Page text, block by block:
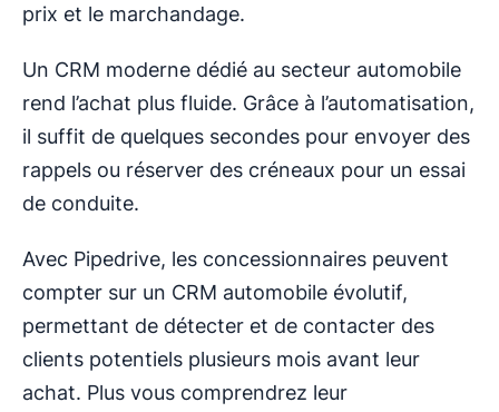
prix et le marchandage.
Un CRM moderne dédié au secteur automobile
rend l’achat plus fluide. Grâce à l’automatisation,
il suffit de quelques secondes pour envoyer des
rappels ou réserver des créneaux pour un essai
de conduite.
Avec Pipedrive, les concessionnaires peuvent
compter sur un CRM automobile évolutif,
permettant de détecter et de contacter des
clients potentiels plusieurs mois avant leur
achat. Plus vous comprendrez leur